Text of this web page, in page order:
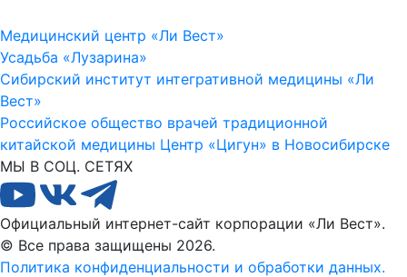
Медицинский центр «Ли Вест»
Усадьба «Лузарина»
Сибирский институт интегративной медицины «Ли
Вест»
Российское общество врачей традиционной
китайской медицины Центр «Цигун» в Новосибирске
МЫ В СОЦ. СЕТЯХ
Официальный интернет-сайт корпорации «Ли Вест».
© Все права защищены 2026.
Политика конфиденциальности и обработки данных.